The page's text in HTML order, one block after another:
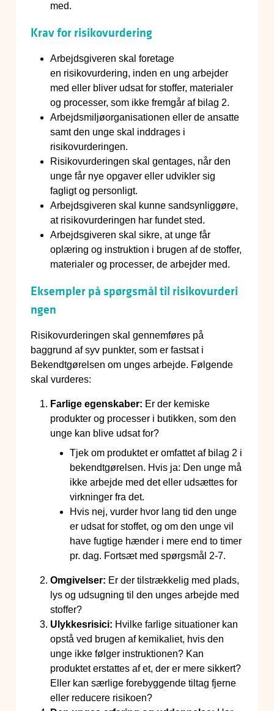
med.
Krav for risikovurdering
Arbejdsgiveren skal foretage
en risikovurdering, inden en ung arbejder
med eller bliver udsat for stoffer, materialer
og processer, som ikke fremgår af bilag 2.
Arbejdsmiljøorganisationen eller de ansatte
samt den unge skal inddrages i
risikovurderingen.
Risikovurderingen skal gentages, når den
unge får nye opgaver eller udvikler sig
fagligt og personligt.
Arbejdsgiveren skal kunne sandsynliggøre,
at risikovurderingen har fundet sted.
Arbejdsgiveren skal sikre, at unge får
oplæring og instruktion i brugen af de stoffer,
materialer og processer, de arbejder med.
Eksempler på spørgsmål til risikovurderi
ngen
Risikovurderingen skal gennemføres på
baggrund af syv punkter, som er fastsat i
Bekendtgørelsen om unges arbejde. Følgende
skal vurderes:
Farlige egenskaber: Er der kemiske
produkter og processer i butikken, som den
unge kan blive udsat for?
Tjek om produktet er omfattet af bilag 2 i
bekendtgørelsen. Hvis ja: Den unge må
ikke arbejde med det eller udsættes for
virkninger fra det.
Hvis nej, vurder hvor lang tid den unge
er udsat for stoffet, og om den unge vil
have fugtige hænder i mere end to timer
pr. dag. Fortsæt med spørgsmål 2-7.
Omgivelser: Er der tilstrækkelig med plads,
lys og udsugning til den unges arbejde med
stoffer?
Ulykkesrisici: Hvilke farlige situationer kan
opstå ved brugen af kemikaliet, hvis den
unge ikke følger instruktionen? Kan
produktet erstattes af et, der er mere sikkert?
Eller kan særlige forebyggende tiltag fjerne
eller reducere risikoen?